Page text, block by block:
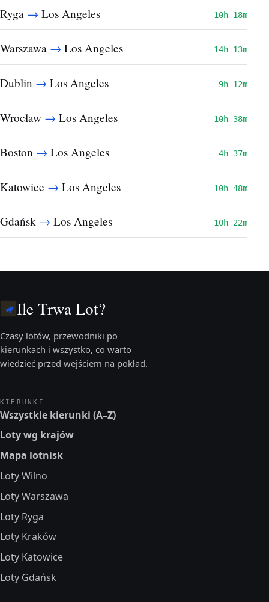
Ryga → Los Angeles 10h 18m
Warszawa → Los Angeles 14h 13m
Dublin → Los Angeles 9h 12m
Wrocław → Los Angeles 10h 38m
Boston → Los Angeles 4h 37m
Katowice → Los Angeles 10h 48m
Gdańsk → Los Angeles 10h 22m
Ile Trwa Lot?
Czasy lotów, przewodniki po
kierunkach i wszystko, co warto
wiedzieć przed wejściem na pokład.
KIERUNKI
Wszystkie kierunki (A–Z)
Loty wg krajów
Mapa lotnisk
Loty Wilno
Loty Warszawa
Loty Ryga
Loty Kraków
Loty Katowice
Loty Gdańsk